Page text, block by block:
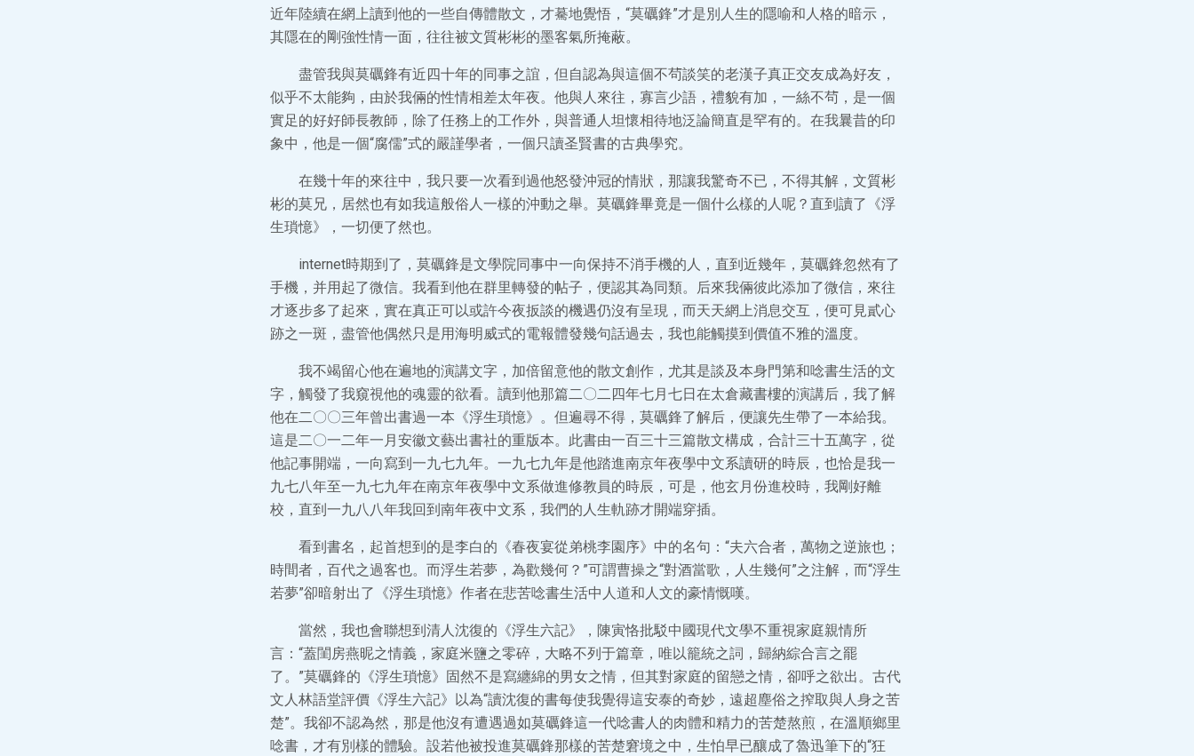
近年陸續在網上讀到他的一些自傳體散文，才驀地覺悟，“莫礪鋒”才是別人生的隱喻和人格的暗示，
其隱在的剛強性情一面，往往被文質彬彬的墨客氣所掩蔽。
盡管我與莫礪鋒有近四十年的同事之誼，但自認為與這個不茍談笑的老漢子真正交友成為好友，
似乎不太能夠，由於我倆的性情相差太年夜。他與人來往，寡言少語，禮貌有加，一絲不茍，是一個
實足的好好師長教師，除了任務上的工作外，與普通人坦懷相待地泛論簡直是罕有的。在我曩昔的印
象中，他是一個“腐儒”式的嚴謹學者，一個只讀圣賢書的古典學究。
在幾十年的來往中，我只要一次看到過他怒發沖冠的情狀，那讓我驚奇不已，不得其解，文質彬
彬的莫兄，居然也有如我這般俗人一樣的沖動之舉。莫礪鋒畢竟是一個什么樣的人呢？直到讀了《浮
生瑣憶》，一切便了然也。
internet時期到了，莫礪鋒是文學院同事中一向保持不消手機的人，直到近幾年，莫礪鋒忽然有了
手機，并用起了微信。我看到他在群里轉發的帖子，便認其為同類。后來我倆彼此添加了微信，來往
才逐步多了起來，實在真正可以或許今夜扳談的機遇仍沒有呈現，而天天網上消息交互，便可見貳心
跡之一斑，盡管他偶然只是用海明威式的電報體發幾句話過去，我也能觸摸到價值不雅的溫度。
我不竭留心他在遍地的演講文字，加倍留意他的散文創作，尤其是談及本身門第和唸書生活的文
字，觸發了我窺視他的魂靈的欲看。讀到他那篇二〇二四年七月七日在太倉藏書樓的演講后，我了解
他在二〇〇三年曾出書過一本《浮生瑣憶》。但遍尋不得，莫礪鋒了解后，便讓先生帶了一本給我。
這是二〇一二年一月安徽文藝出書社的重版本。此書由一百三十三篇散文構成，合計三十五萬字，從
他記事開端，一向寫到一九七九年。一九七九年是他踏進南京年夜學中文系讀研的時辰，也恰是我一
九七八年至一九七九年在南京年夜學中文系做進修教員的時辰，可是，他玄月份進校時，我剛好離
校，直到一九八八年我回到南年夜中文系，我們的人生軌跡才開端穿插。
看到書名，起首想到的是李白的《春夜宴從弟桃李園序》中的名句：“夫六合者，萬物之逆旅也；
時間者，百代之過客也。而浮生若夢，為歡幾何？”可謂曹操之“對酒當歌，人生幾何”之注解，而“浮生
若夢”卻暗射出了《浮生瑣憶》作者在悲苦唸書生活中人道和人文的豪情慨嘆。
當然，我也會聯想到清人沈復的《浮生六記》，陳寅恪批駁中國現代文學不重視家庭親情所
言：“蓋閨房燕昵之情義，家庭米鹽之零碎，大略不列于篇章，唯以籠統之詞，歸納綜合言之罷
了。”莫礪鋒的《浮生瑣憶》固然不是寫纏綿的男女之情，但其對家庭的留戀之情，卻呼之欲出。古代
文人林語堂評價《浮生六記》以為“讀沈復的書每使我覺得這安泰的奇妙，遠超塵俗之搾取與人身之苦
楚”。我卻不認為然，那是他沒有遭遇過如莫礪鋒這一代唸書人的肉體和精力的苦楚熬煎，在溫順鄉里
唸書，才有別樣的體驗。設若他被投進莫礪鋒那樣的苦楚窘境之中，生怕早已釀成了魯迅筆下的“狂